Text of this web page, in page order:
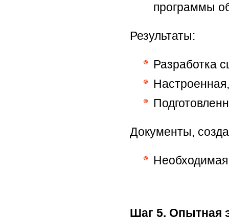
программы
Результаты:
Разработка
Документы,
Шаг 5. Опытная